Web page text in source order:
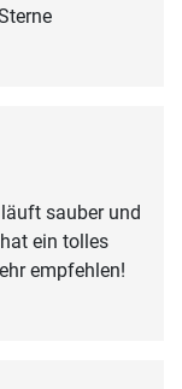
sauber und
ein tolles
empfehlen!